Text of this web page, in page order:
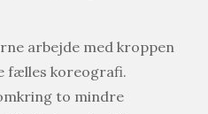
arbejde med kroppen
fælles koreografi.
to mindre